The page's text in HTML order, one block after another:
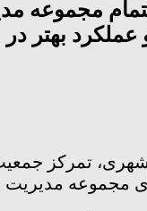
مجموعه
بهتر در
تمرکز
مجموعه